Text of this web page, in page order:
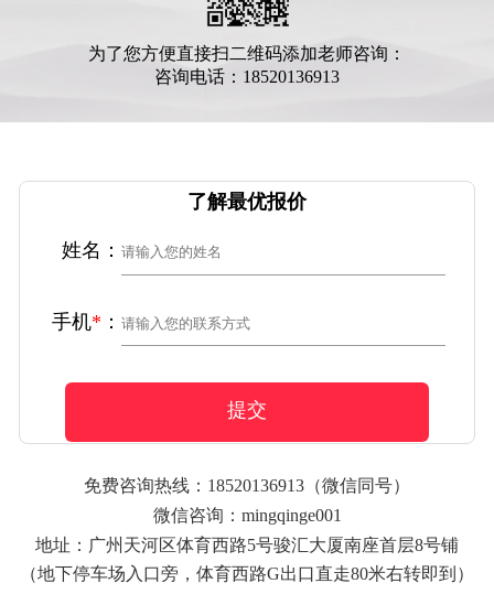
为了您方便直接扫二维码添加老师咨询：
咨询电话：18520136913
了解最优报价
姓名：
手机* ：
提交
免费咨询热线： 18520136913 （微信同号）
微信咨询：mingqinge001
地址：广州天河区体育西路5号骏汇大厦南座首层8号铺
（地下停车场入口旁，体育西路G出口直走80米右转即到）